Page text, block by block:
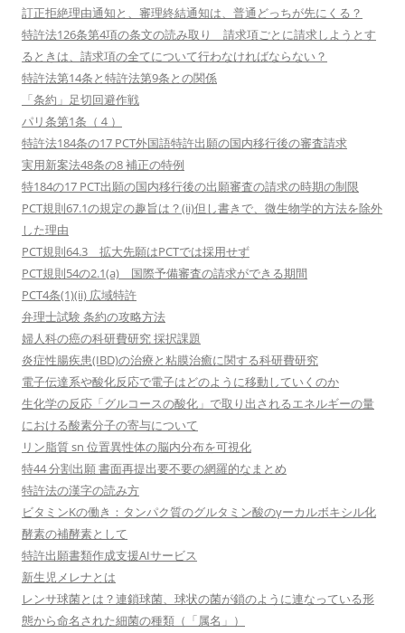
訂正拒絶理由通知と、審理終結通知は、普通どっちが先にくる？
特許法126条第4項の条文の読み取り 請求項ごとに請求しようとす
るときは、請求項の全てについて行わなければならない？
特許法第14条と特許法第9条との関係
「条約」足切回避作戦
パリ条第1条（４）
特許法184条の17 PCT外国語特許出願の国内移行後の審査請求
実用新案法48条の8 補正の特例
特184の17 PCT出願の国内移行後の出願審査の請求の時期の制限
PCT規則67.1の規定の趣旨は？(ii)但し書きで、微生物学的方法を除外
した理由
PCT規則64.3 拡大先願はPCTでは採用せず
PCT規則54の2.1(a) 国際予備審査の請求ができる期間
PCT4条(1)(ii) 広域特許
弁理士試験 条約の攻略方法
婦人科の癌の科研費研究 採択課題
炎症性腸疾患(IBD)の治療と粘膜治癒に関する科研費研究
電子伝達系や酸化反応で電子はどのように移動していくのか
生化学の反応「グルコースの酸化」で取り出されるエネルギーの量
における酸素分子の寄与について
リン脂質 sn 位置異性体の脳内分布を可視化
特44 分割出願 書面再提出要不要の網羅的なまとめ
特許法の漢字の読み方
ビタミンKの働き：タンパク質のグルタミン酸のγーカルボキシル化
酵素の補酵素として
特許出願書類作成支援AIサービス
新生児メレナとは
レンサ球菌とは？連鎖球菌、球状の菌が鎖のように連なっている形
態から命名された細菌の種類（「属名」）